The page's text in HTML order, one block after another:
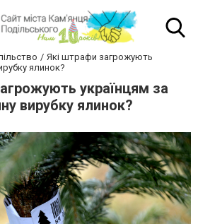
Які штрафи загрожують
ялинок?
українцям за
вирубку ялинок?